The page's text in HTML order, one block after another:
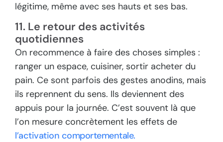
légitime, même avec ses hauts et ses bas.
11. Le retour des activités
quotidiennes
On recommence à faire des choses simples :
ranger un espace, cuisiner, sortir acheter du
pain. Ce sont parfois des gestes anodins, mais
ils reprennent du sens. Ils deviennent des
appuis pour la journée. C’est souvent là que
l’on mesure concrètement les effets de
l’activation comportementale.